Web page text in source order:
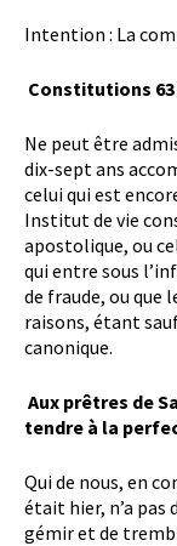
Intention : La
Constitutions 63
Ne peut être
dix-sept ans
celui qui est
Institut de vie
apostolique, ou
qui entre sous
de fraude, ou que
raisons, étant
canonique.
Aux prêtres de
tendre à la
Qui de nous, en
était hier, n’a pas
gémir et de